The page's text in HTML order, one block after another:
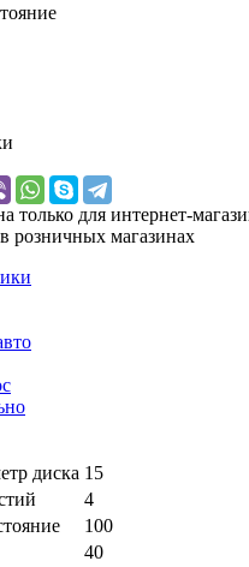
только для интернет-
розничных магазинах
диска 15
4
100
40